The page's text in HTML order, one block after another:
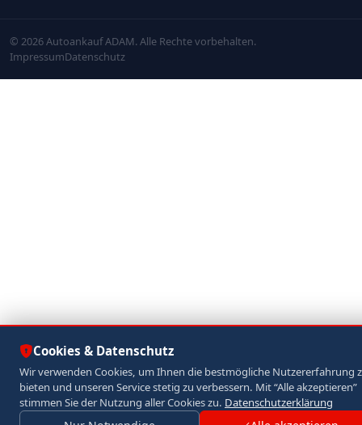
© 2026 Autoankauf ADAM. Alle Rechte vorbehalten.
ImpressumDatenschutz
Cookies & Datenschutz
Wir verwenden Cookies, um Ihnen die bestmögliche Nutzererfahrung
bieten und unseren Service stetig zu verbessern. Mit “Alle akzeptieren”
stimmen Sie der Nutzung aller Cookies zu. Datenschutzerklärung